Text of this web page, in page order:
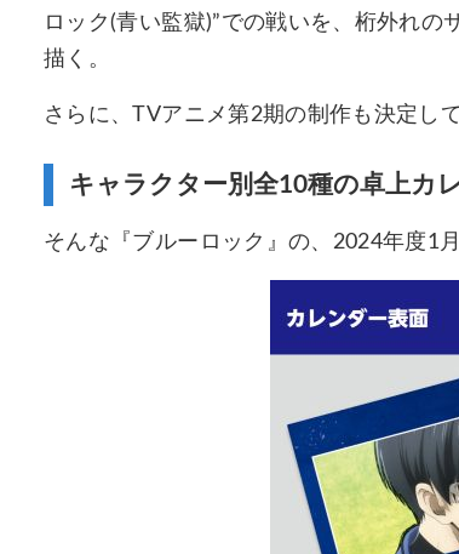
ロック(青い監獄)”での戦いを、桁外れ
描く。
さらに、TVアニメ第2期の制作も決定して
キャラクター別全10種の卓上カ
そんな『ブルーロック』の、2024年度1